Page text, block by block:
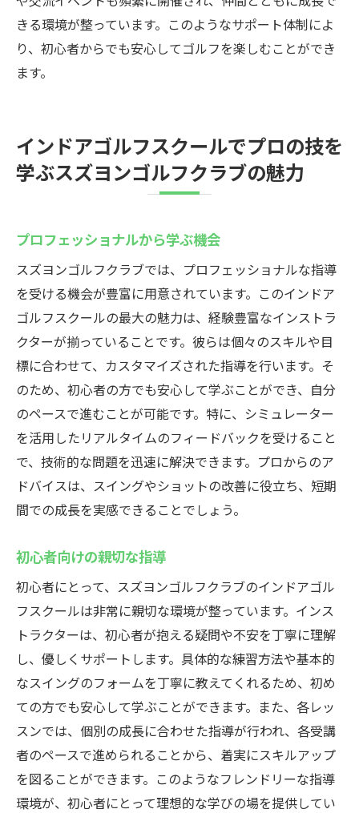
きる環境が整っています。このようなサポート体制によ
り、初心者からでも安心してゴルフを楽しむことができ
ます。
インドアゴルフスクールでプロの技を
学ぶスズヨンゴルフクラブの魅力
プロフェッショナルから学ぶ機会
スズヨンゴルフクラブでは、プロフェッショナルな指導
を受ける機会が豊富に用意されています。このインドア
ゴルフスクールの最大の魅力は、経験豊富なインストラ
クターが揃っていることです。彼らは個々のスキルや目
標に合わせて、カスタマイズされた指導を行います。そ
のため、初心者の方でも安心して学ぶことができ、自分
のペースで進むことが可能です。特に、シミュレーター
を活用したリアルタイムのフィードバックを受けること
で、技術的な問題を迅速に解決できます。プロからのア
ドバイスは、スイングやショットの改善に役立ち、短期
間での成長を実感できることでしょう。
初心者向けの親切な指導
初心者にとって、スズヨンゴルフクラブのインドアゴル
フスクールは非常に親切な環境が整っています。インス
トラクターは、初心者が抱える疑問や不安を丁寧に理解
し、優しくサポートします。具体的な練習方法や基本的
なスイングのフォームを丁寧に教えてくれるため、初め
ての方でも安心して学ぶことができます。また、各レッ
スンでは、個別の成長に合わせた指導が行われ、各受講
者のペースで進められることから、着実にスキルアップ
を図ることができます。このようなフレンドリーな指導
環境が、初心者にとって理想的な学びの場を提供してい